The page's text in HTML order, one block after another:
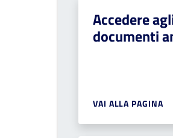
Accedere
documenti
VAI ALLA PAGINA